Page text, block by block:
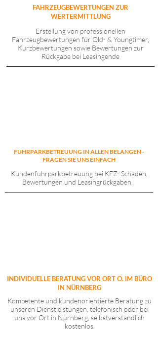
FAHRZEUGBEWERTUNGEN ZUR
WERTERMITTLUNG
Erstellung von professionellen
Fahrzeugbewertungen für Old- & Youngtimer,
Kurzbewertungen sowie Bewertungen zur
Rückgabe bei Leasingende
FUHRPARKBETREUUNG IN ALLEN BELANGEN -
FRAGEN SIE UNS EINFACH
Kundenfuhrparkbetreuung bei KFZ- Schäden,
Bewertungen und Leasingrückgaben.
INDIVIDUELLE BERATUNG VOR ORT O. IM BÜRO
IN NÜRNBERG
Kompetente und kundenorientierte Beratung zu
unseren Dienstleistungen, telefonisch oder bei
uns vor Ort in Nürnberg, selbstverständlich
kostenlos.